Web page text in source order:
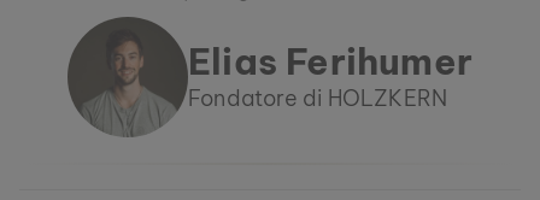
Elias Ferihumer
Fondatore di HOLZKERN